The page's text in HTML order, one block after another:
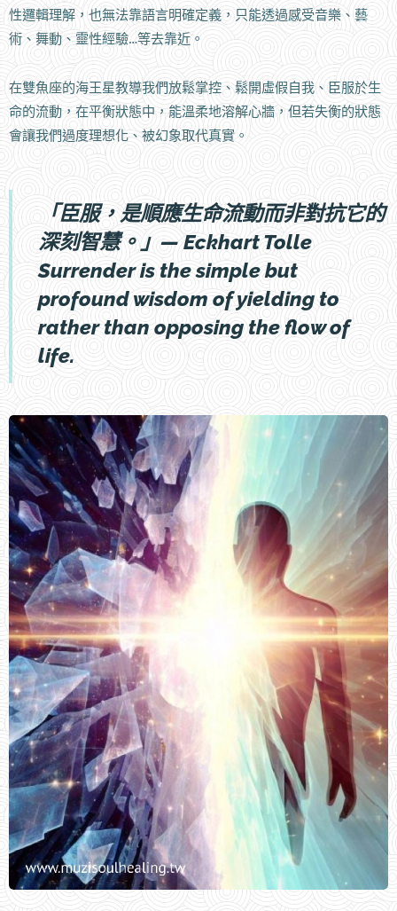
性邏輯理解，也無法靠語言明確定義，只能透過感受音樂、藝
術、舞動、靈性經驗…等去靠近。
在雙魚座的海王星教導我們放鬆掌控、鬆開虛假自我、臣服於生
命的流動，在平衡狀態中，能溫柔地溶解心牆，但若失衡的狀態
會讓我們過度理想化、被幻象取代真實。
「臣服，是順應生命流動而非對抗它的
深刻智慧。」— Eckhart Tolle
Surrender is the simple but
profound wisdom of yielding to
rather than opposing the flow of
life.